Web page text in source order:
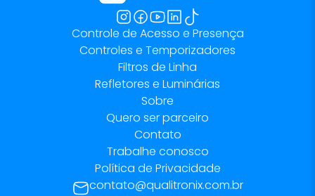
Controle de Acesso e Presença
Controles e Temporizadores
Filtros de Linha
Refletores e Luminárias
Sobre
Quero ser parceiro
Contato
Trabalhe conosco
Política de Privacidade
contato@qualitronix.com.br